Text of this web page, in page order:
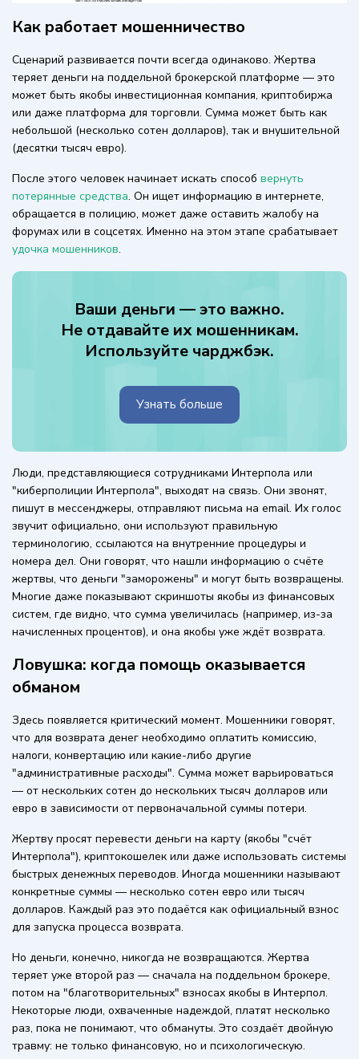
Как работает мошенничество
Сценарий развивается почти всегда одинаково. Жертва
теряет деньги на поддельной брокерской платформе — это
может быть якобы инвестиционная компания, криптобиржа
или даже платформа для торговли. Сумма может быть как
небольшой (несколько сотен долларов), так и внушительной
(десятки тысяч евро).
После этого человек начинает искать способ вернуть
потерянные средства. Он ищет информацию в интернете,
обращается в полицию, может даже оставить жалобу на
форумах или в соцсетях. Именно на этом этапе срабатывает
удочка мошенников.
Ваши деньги — это важно.
Не отдавайте их мошенникам.
Используйте чарджбэк.
Узнать больше
Люди, представляющиеся сотрудниками Интерпола или
"киберполиции Интерпола", выходят на связь. Они звонят,
пишут в мессенджеры, отправляют письма на email. Их голос
звучит официально, они используют правильную
терминологию, ссылаются на внутренние процедуры и
номера дел. Они говорят, что нашли информацию о счёте
жертвы, что деньги "заморожены" и могут быть возвращены.
Многие даже показывают скриншоты якобы из финансовых
систем, где видно, что сумма увеличилась (например, из-за
начисленных процентов), и она якобы уже ждёт возврата.
Ловушка: когда помощь оказывается
обманом
Здесь появляется критический момент. Мошенники говорят,
что для возврата денег необходимо оплатить комиссию,
налоги, конвертацию или какие-либо другие
"административные расходы". Сумма может варьироваться
— от нескольких сотен до нескольких тысяч долларов или
евро в зависимости от первоначальной суммы потери.
Жертву просят перевести деньги на карту (якобы "счёт
Интерпола"), криптокошелек или даже использовать системы
быстрых денежных переводов. Иногда мошенники называют
конкретные суммы — несколько сотен евро или тысяч
долларов. Каждый раз это подаётся как официальный взнос
для запуска процесса возврата.
Но деньги, конечно, никогда не возвращаются. Жертва
теряет уже второй раз — сначала на поддельном брокере,
потом на "благотворительных" взносах якобы в Интерпол.
Некоторые люди, охваченные надеждой, платят несколько
раз, пока не понимают, что обмануты. Это создаёт двойную
травму: не только финансовую, но и психологическую.